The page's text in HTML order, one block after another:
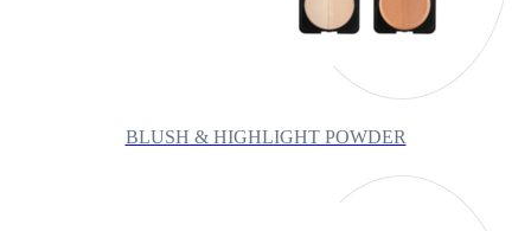
BLUSH & HIGHLIGHT POWDER